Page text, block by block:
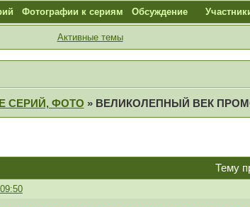
Фотографии к сериям Обсуждение
Активные темы
СЕРИЙ, ФОТО » ВЕЛИКОЛЕПНЫЙ ВЕК
Тему